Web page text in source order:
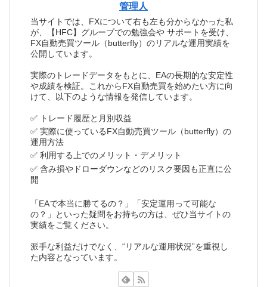
管理人
当サイトでは、FXについて右も左も分からなかった私
が、【HFC】グループでの勉強会や サポートを受け、
FX自動売買ツール（butterfly）のリアルな運用実績を
公開しています。
実際のトレードデータをもとに、EAの長期的な安定性
や成績を検証。これからFX自動売買を始めたい方に向
けて、以下のような情報を発信しています。
✅ トレード履歴と月別収益
✅ 実際に使っているFX自動売買ツール（butterfly）の
運用方法
✅ 利用する上でのメリット・デメリット
✅ 含み損やドローダウンなどのリスク要因も正直に公
開
「EAで本当に勝てるの？」「安定運用って可能な
の？」といった疑問をお持ちの方は、ぜひ当サイトの
実績をご覧ください。
派手な利益だけでなく、“リアルな運用状況”を重視し
た内容となっています。